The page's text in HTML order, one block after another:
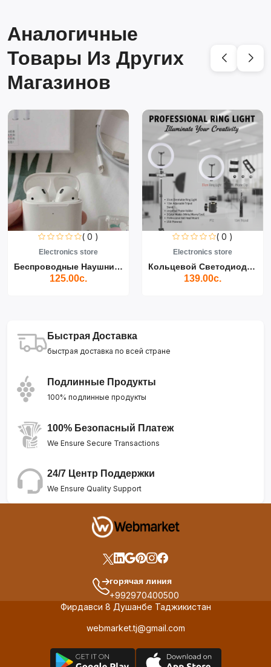
Аналогичные
Товары Из Других
Магазинов
( 0 )
Electronics store
Беспроводные Наушники Air...
125.00с.
( 0 )
Electronics store
Кольцевой Светодиодный Св...
139.00с.
Быстрая Доставка
быстрая доставка по всей стране
Подлинные Продукты
100% подлинные продукты
100% Безопасный Платеж
We Ensure Secure Transactions
24/7 Центр Поддержки
We Ensure Quality Support
горячая линия
+992970400500
Фирдавси 8 Душанбе Таджикистан
webmarket.tj@gmail.com